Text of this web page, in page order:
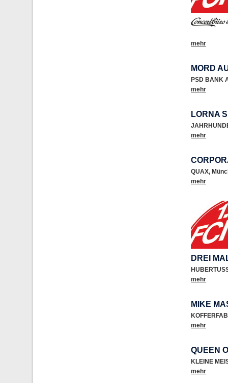
mehr
MORD
PSD BANK
mehr
LORNA
mehr
QUAX,
mehr
DREI
mehr
MIKE
mehr
QUEEN
KLEINE
mehr